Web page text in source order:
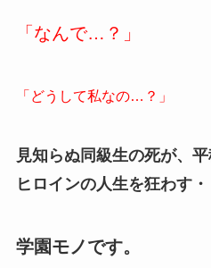
「なんで…？」
「どうして私なの…？」
見知らぬ同級生の死が、
ヒロインの人生を狂わす・
学園モノです。